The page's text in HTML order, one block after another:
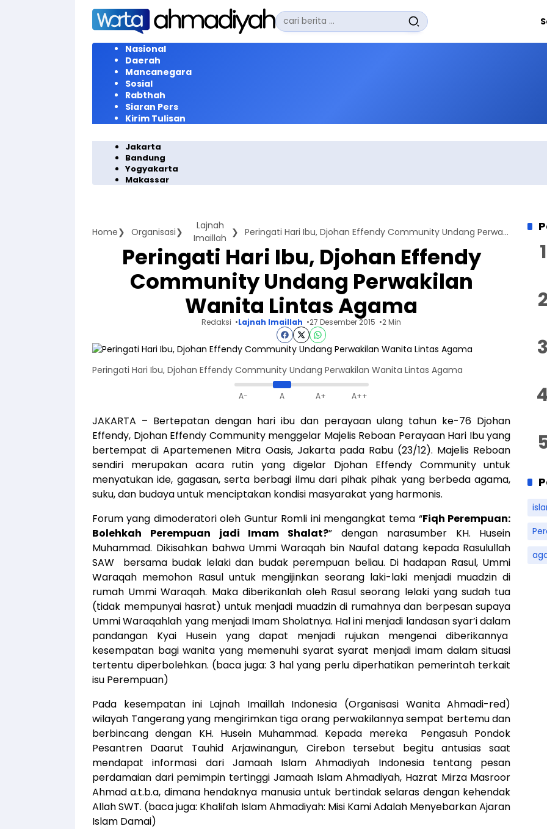
Langsung
konten
Pencarian
untuk:
Nasional
Daerah
Mancanegara
Sosial
Rabthah
Siaran Pers
Kirim Tulisan
Jakarta
Bandung
Yogyakarta
Makassar
Home Organisasi
Lajnah
Imaillah
Peringati Hari Ibu, Djohan Effendy Community Undang Perwakilan Wanita Lintas Agama
Peringati Hari Ibu, Djohan Effendy
Community Undang Perwakilan
Wanita Lintas Agama
Redaksi Lajnah Imaillah 27 Desember 2015 2 Min
Peringati Hari Ibu, Djohan Effendy Community Undang Perwakilan Wanita Lintas Agama
A- A A+ A++
JAKARTA – Bertepatan dengan hari ibu dan perayaan ulang tahun ke-76 Djohan
Effendy, Djohan Effendy Community menggelar Majelis Reboan Perayaan Hari Ibu yang
bertempat di Apartemenen Mitra Oasis, Jakarta pada Rabu (23/12). Majelis Reboan
sendiri merupakan acara rutin yang digelar Djohan Effendy Community untuk
menyatukan ide, gagasan, serta berbagi ilmu dari pihak pihak yang berbeda agama,
suku, dan budaya untuk menciptakan kondisi masyarakat yang harmonis.
Forum yang dimoderatori oleh Guntur Romli ini mengangkat tema “Fiqh Perempuan:
Bolehkah Perempuan jadi Imam Shalat?” dengan narasumber KH. Husein
Muhammad. Dikisahkan bahwa Ummi Waraqah bin Naufal datang kepada Rasulullah
SAW bersama budak lelaki dan budak perempuan beliau. Di hadapan Rasul, Ummi
Waraqah memohon Rasul untuk mengijinkan seorang laki-laki menjadi muadzin di
rumah Ummi Waraqah. Maka diberikanlah oleh Rasul seorang lelaki yang sudah tua
(tidak mempunyai hasrat) untuk menjadi muadzin di rumahnya dan berpesan supaya
Ummi Waraqahlah yang menjadi Imam Sholatnya. Hal ini menjadi landasan syar’i dalam
pandangan Kyai Husein yang dapat menjadi rujukan mengenai diberikannya
kesempatan bagi wanita yang memenuhi syarat syarat menjadi imam dalam situasi
tertentu diperbolehkan. (baca juga: 3 hal yang perlu diperhatikan pemerintah terkait
isu Perempuan)
Pada kesempatan ini Lajnah Imaillah Indonesia (Organisasi Wanita Ahmadi-red)
wilayah Tangerang yang mengirimkan tiga orang perwakilannya sempat bertemu dan
berbincang dengan KH. Husein Muhammad. Kepada mereka Pengasuh Pondok
Pesantren Daarut Tauhid Arjawinangun, Cirebon tersebut begitu antusias saat
mendapat informasi dari Jamaah Islam Ahmadiyah Indonesia tentang pesan
perdamaian dari pemimpin tertinggi Jamaah Islam Ahmadiyah, Hazrat Mirza Masroor
Ahmad a.t.b.a, dimana hendaknya manusia untuk bertindak selaras dengan kehendak
Allah SWT. (baca juga: Khalifah Islam Ahmadiyah: Misi Kami Adalah Menyebarkan Ajaran
Islam Damai)